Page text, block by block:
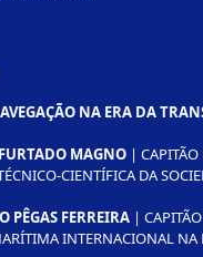
NA ERA DA
MAGNO | CAPITÃO
CIENTÍFICA DA
PÊGAS FERREIRA |
INTERNACIONAL NA